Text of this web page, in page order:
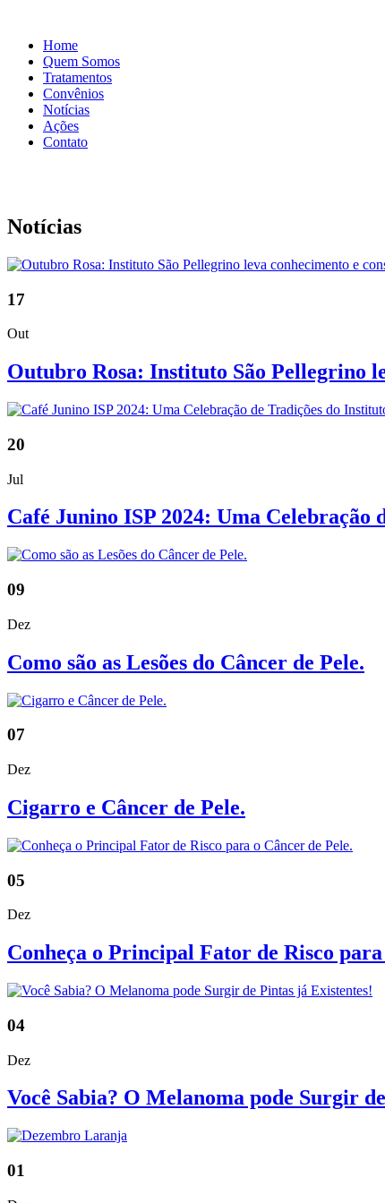
Home
Quem Somos
Tratamentos
Convênios
Notícias
Ações
Contato
Notícias
17
Out
Outubro Rosa: Instituto São Pellegrino
20
Jul
Café Junino ISP 2024: Uma
09
Dez
Como são as Lesões do Câncer de Pele.
07
Dez
Cigarro e Câncer de Pele.
05
Dez
Conheça o Principal Fator de Risco
04
Dez
Você Sabia? O Melanoma pode Surgir
01